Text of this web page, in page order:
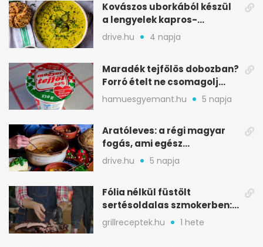
Kovászos uborkából készül
a lengyelek kapros-
savanykás levese
drive.hu 4 napja
Maradék tejfölös dobozban?
Forró ételt ne csomagolj
ilyen tégelybe
hamuesgyemant.hu 5 napja
Aratóleves: a régi magyar
fogás, ami egész
csapatokat jóllakatott
drive.hu 5 napja
Fólia nélkül füstölt
sertésoldalas szmokerben:
ropogós bark, 6 óra
grillreceptek.hu 1 hete